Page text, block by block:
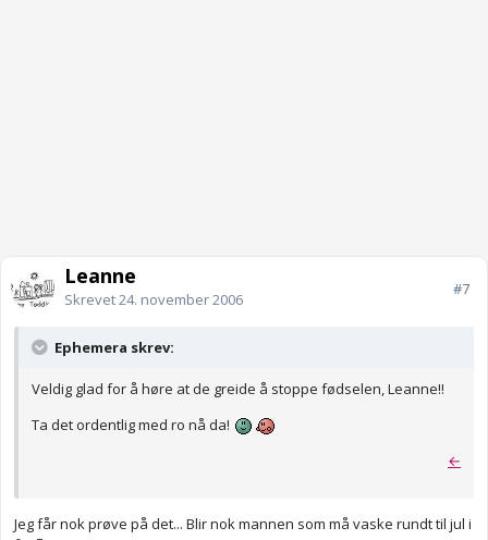
Leanne
Skrevet24. november 2006
#7
Ephemera skrev:
Veldig glad for å høre at de greide å stoppe fødselen, Leanne!!
Ta det ordentlig med ro nå da!
←
Jeg får nok prøve på det... Blir nok mannen som må vaske rundt til jul i